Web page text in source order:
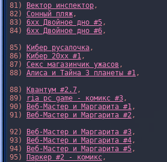
81)
Вектор инспектор,
82) Сонный пляж,
83) 6xx Двойное дно #5,
84) 6xx Двойное дно #6,
85)
Кибер русалочка,
86)
Кибер 20xx #1,
87) Секс магазинчик ужасов ,
88) Алиса и Тайна 3 планеты #1,
88)
Квантум #2.7,
89)
ria pc game - комикс #3,
90)
Веб-Мастер и Маргарита #1,
91)
Веб-Мастер и Маргарита #2,
92)
Веб-Мастер и Маргарита #3,
93)
Веб-Мастер и Маргарита #4,
94)
Веб-Мастер и Маргарита #5,
95)
Паркер #2 - комикс,